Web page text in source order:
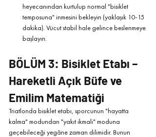
heyecanından kurtulup normal "bisiklet
temposuna" inmesini bekleyin (yaklaşık 10-15
dakika). Vücut stabil hale gelince beslenmeye
başlayın.
BÖLÜM 3: Bisiklet Etabı –
Hareketli Açık Büfe ve
Emilim Matematiği
Triatlonda bisiklet etabı, sporcunun "hayatta
kalma" modundan "yakıt ikmali" moduna
geçebileceği yegâne zaman dilimidir. Bunun